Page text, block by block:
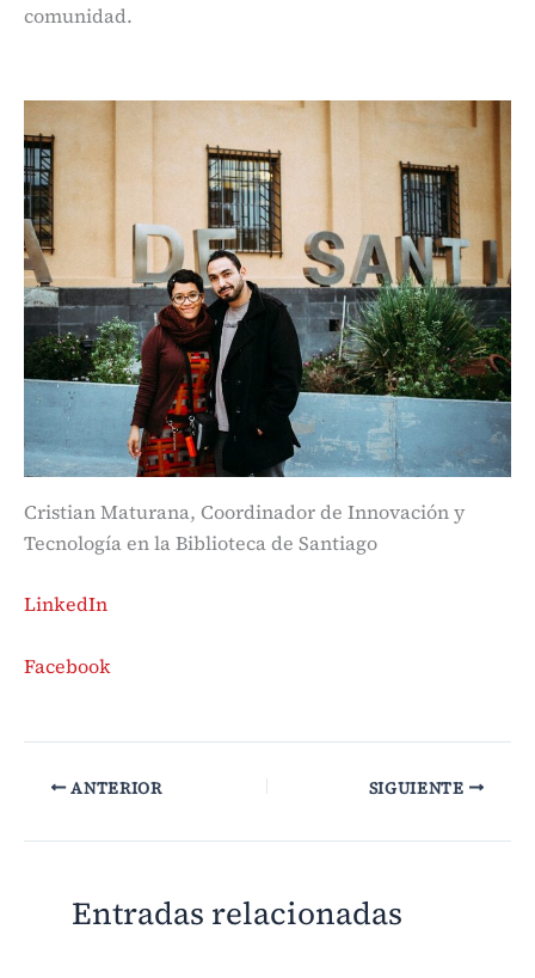
comunidad.
Cristian Maturana, Coordinador de Innovación y
Tecnología en la Biblioteca de Santiago
LinkedIn
Facebook
ANTERIOR SIGUIENTE
Entradas relacionadas